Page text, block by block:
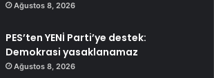
Ağustos 8, 2026
PES’ten YENİ Parti’ye destek:
Demokrasi yasaklanamaz
Ağustos 8, 2026